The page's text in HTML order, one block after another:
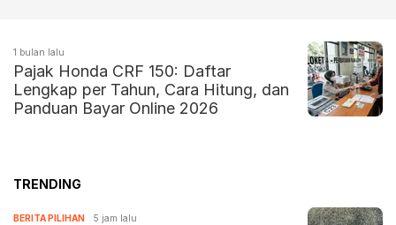
1 bulan lalu
Pajak Honda CRF 150: Daftar
Lengkap per Tahun, Cara Hitung, dan
Panduan Bayar Online 2026
TRENDING
BERITA PILIHAN 5 jam lalu